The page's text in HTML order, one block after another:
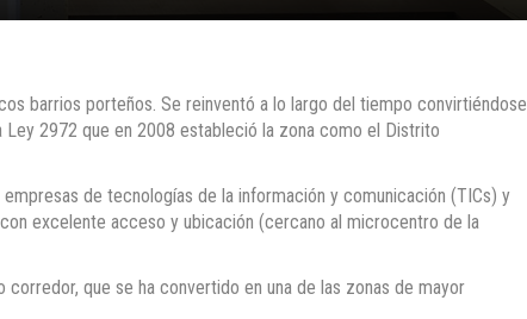
barrios porteños. Se reinventó a lo largo del tiempo convirtiéndose
2972 que en 2008 estableció la zona como el Distrito
de tecnologías de la información y comunicación (TICs) y
excelente acceso y ubicación (cercano al microcentro de la
que se ha convertido en una de las zonas de mayor